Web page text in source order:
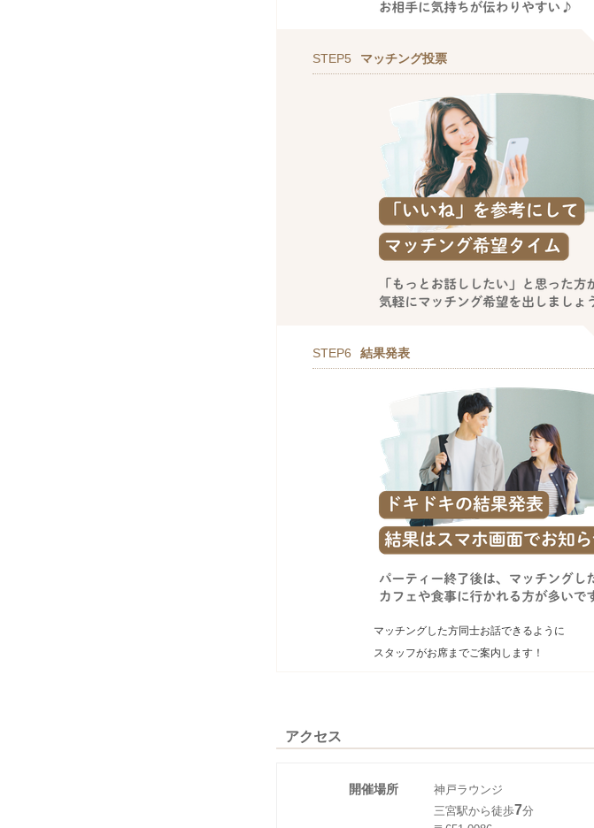
STEP5 マッチング投票
STEP6 結果発表
マッチングした方同士お話できるように
スタッフがお席までご案内します！
アクセス
開催場所
神戸ラウンジ
三宮駅から徒歩7分